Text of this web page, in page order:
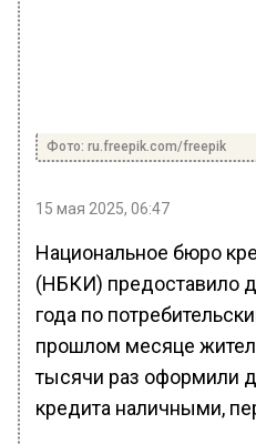
Фото: ru.freepik.com/freepik
15 мая 2025, 06:47
Национальное бюро
(НБКИ) предоставило
года по
прошлом месяце
тысячи раз оформили
кредита наличными,